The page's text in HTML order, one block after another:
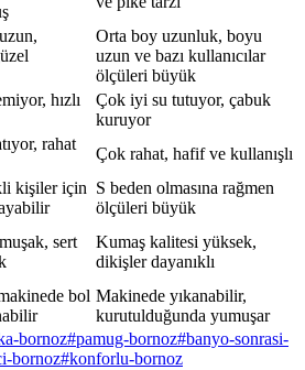
Orta boy uzunluk, boyu
uzun ve bazı kullanıcılar
ölçüleri büyük
hızlı
Çok iyi su tutuyor, çabuk
kuruyor
rahat
Çok rahat, hafif ve kullanışlı
kişiler için S beden olmasına rağmen
ölçüleri büyük
sert
Kumaş kalitesi yüksek,
dikişler dayanıklı
bol Makinede yıkanabilir,
kurutulduğunda yumuşar
bornoz#pamug-bornoz#banyo-sonrasi-
bornoz#konforlu-bornoz